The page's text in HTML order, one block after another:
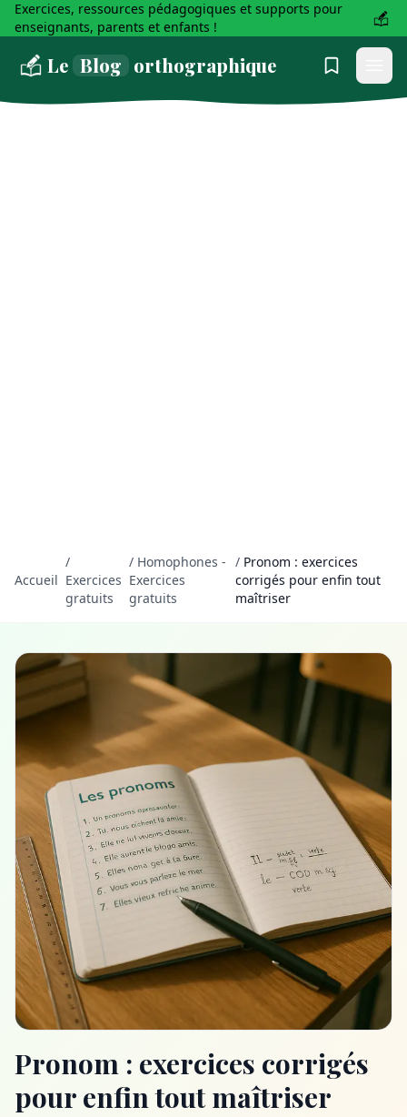
Exercices, ressources pédagogiques et supports pour
enseignants, parents et enfants !
Le Blog orthographique
Accueil
/
Exercices
gratuits
/ Homophones -
Exercices
gratuits
/ Pronom : exercices
corrigés pour enfin tout
maîtriser
Pronom : exercices corrigés
pour enfin tout maîtriser